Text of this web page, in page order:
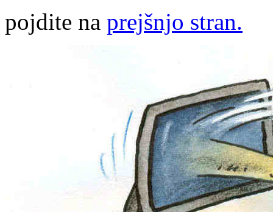
pojdite na prejšnjo stran.